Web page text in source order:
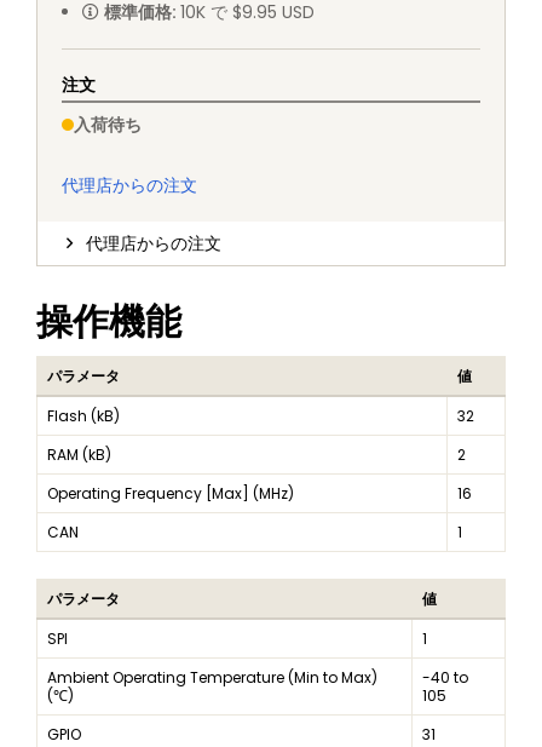
標準価格: 10K で $9.95 USD
注文
入荷待ち
代理店からの注文
代理店からの注文
操作機能
パラメータ
値
Flash (kB)
32
RAM (kB)
2
Operating Frequency [Max] (MHz)
16
CAN
1
パラメータ
値
SPI
1
Ambient Operating Temperature (Min to Max)
(℃)
-40 to
105
GPIO
31